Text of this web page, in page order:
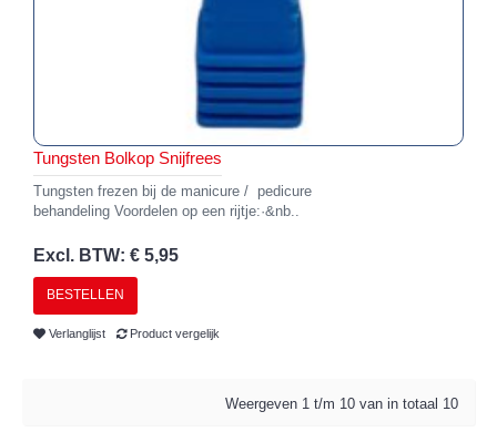
Tungsten Bolkop Snijfrees
Tungsten frezen bij de manicure / pedicure
behandeling Voordelen op een rijtje:·&nb..
Excl. BTW: € 5,95
BESTELLEN
Verlanglijst Product vergelijk
Weergeven 1 t/m 10 van in totaal 10